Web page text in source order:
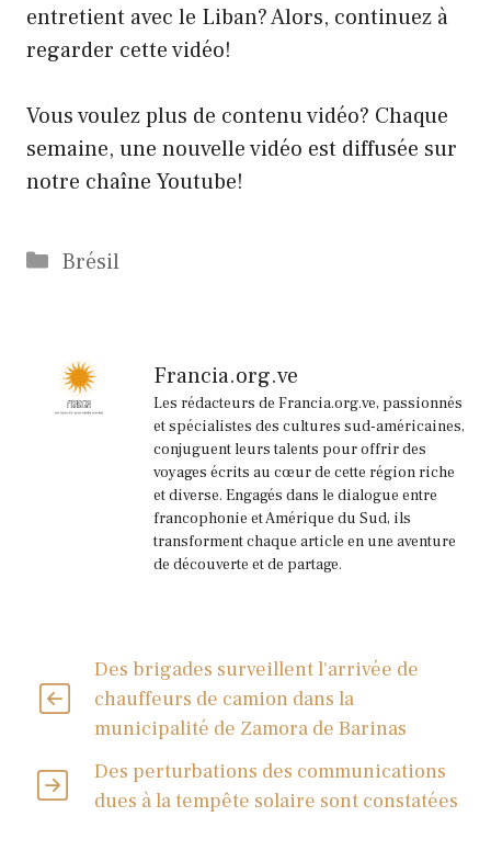
entretient avec le Liban? Alors, continuez à
regarder cette vidéo!
Vous voulez plus de contenu vidéo? Chaque
semaine, une nouvelle vidéo est diffusée sur
notre chaîne Youtube!
Catégories
Brésil
Francia.org.ve
Les rédacteurs de Francia.org.ve, passionnés
et spécialistes des cultures sud-américaines,
conjuguent leurs talents pour offrir des
voyages écrits au cœur de cette région riche
et diverse. Engagés dans le dialogue entre
francophonie et Amérique du Sud, ils
transforment chaque article en une aventure
de découverte et de partage.
Des brigades surveillent l'arrivée de
chauffeurs de camion dans la
municipalité de Zamora de Barinas
Des perturbations des communications
dues à la tempête solaire sont constatées